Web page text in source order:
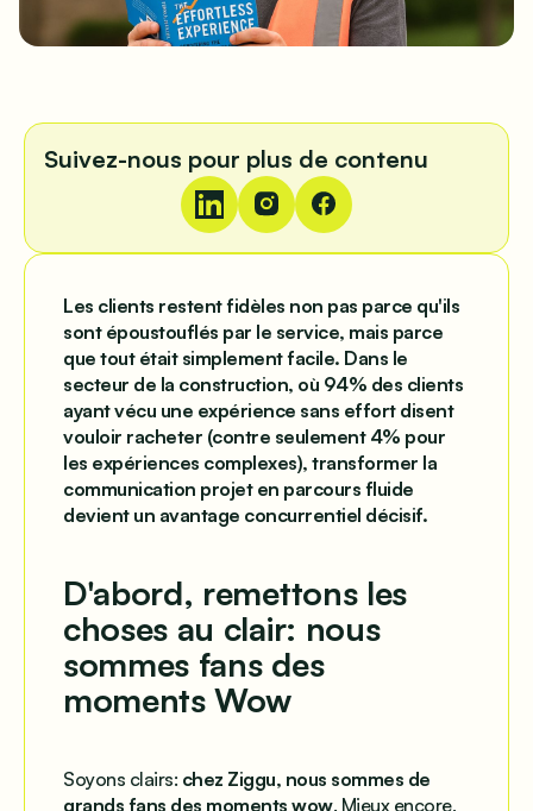
Suivez-nous pour plus de contenu
Les clients restent fidèles non pas parce qu'ils
sont époustouflés par le service, mais parce
que tout était simplement facile. Dans le
secteur de la construction, où 94% des clients
ayant vécu une expérience sans effort disent
vouloir racheter (contre seulement 4% pour
les expériences complexes), transformer la
communication projet en parcours fluide
devient un avantage concurrentiel décisif.
D'abord, remettons les
choses au clair: nous
sommes fans des
moments Wow
Soyons clairs: chez Ziggu, nous sommes de
grands fans des moments wow. Mieux encore,